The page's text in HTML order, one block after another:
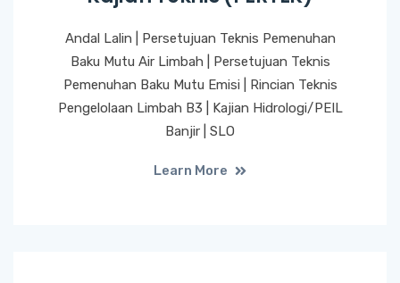
Andal Lalin | Persetujuan Teknis Pemenuhan
Baku Mutu Air Limbah | Persetujuan Teknis
Pemenuhan Baku Mutu Emisi | Rincian Teknis
Pengelolaan Limbah B3 | Kajian Hidrologi/PEIL
Banjir | SLO
Learn More